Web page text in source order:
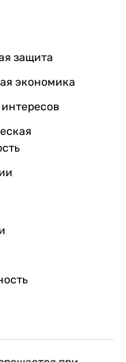
защита
экономика